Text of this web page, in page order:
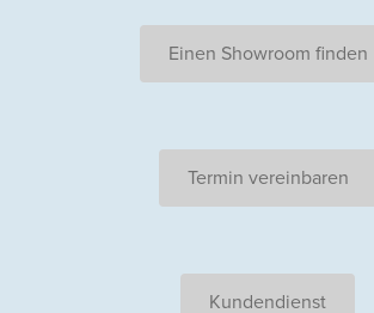
Einen Showroom finden
Termin vereinbaren
Kundendienst